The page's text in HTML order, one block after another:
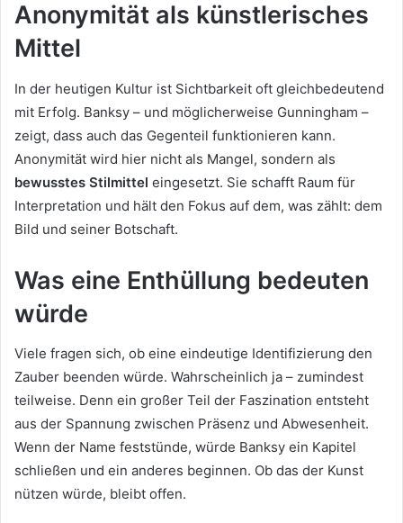
Anonymität als künstlerisches
Mittel
In der heutigen Kultur ist Sichtbarkeit oft gleichbedeutend
mit Erfolg. Banksy – und möglicherweise Gunningham –
zeigt, dass auch das Gegenteil funktionieren kann.
Anonymität wird hier nicht als Mangel, sondern als
bewusstes Stilmittel eingesetzt. Sie schafft Raum für
Interpretation und hält den Fokus auf dem, was zählt: dem
Bild und seiner Botschaft.
Was eine Enthüllung bedeuten
würde
Viele fragen sich, ob eine eindeutige Identifizierung den
Zauber beenden würde. Wahrscheinlich ja – zumindest
teilweise. Denn ein großer Teil der Faszination entsteht
aus der Spannung zwischen Präsenz und Abwesenheit.
Wenn der Name feststünde, würde Banksy ein Kapitel
schließen und ein anderes beginnen. Ob das der Kunst
nützen würde, bleibt offen.